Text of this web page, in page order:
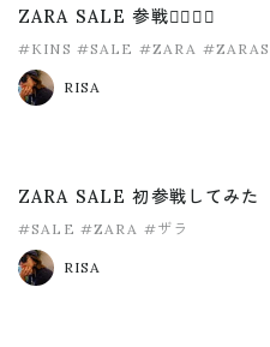
ZARA SALE 参戦✌🏾💫💫
#KINS #SALE #ZARA
RISA
ZARA SALE 初参戦してみた
#SALE #ZARA #ザラ
RISA